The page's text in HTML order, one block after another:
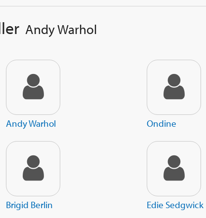
Andy Warhol
Andy Warhol Ondine
Brigid Berlin Edie Sedgwick